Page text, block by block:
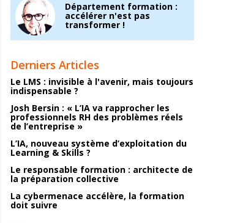
Département formation :
accélérer n'est pas
transformer !
Derniers Articles
Le LMS : invisible à l'avenir, mais toujours
indispensable ?
Josh Bersin : « L’IA va rapprocher les
professionnels RH des problèmes réels
de l’entreprise »
L’IA, nouveau système d’exploitation du
Learning & Skills ?
Le responsable formation : architecte de
la préparation collective
La cybermenace accélère, la formation
doit suivre